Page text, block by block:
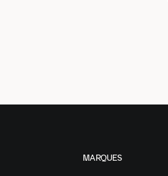
MARQUES